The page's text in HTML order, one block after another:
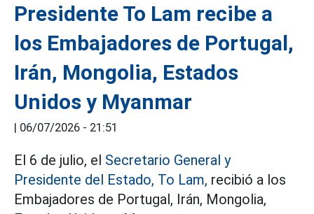
Presidente To Lam recibe a
los Embajadores de Portugal,
Irán, Mongolia, Estados
Unidos y Myanmar
| 06/07/2026 - 21:51
El 6 de julio, el Secretario General y
Presidente del Estado, To Lam, recibió a los
Embajadores de Portugal, Irán, Mongolia,